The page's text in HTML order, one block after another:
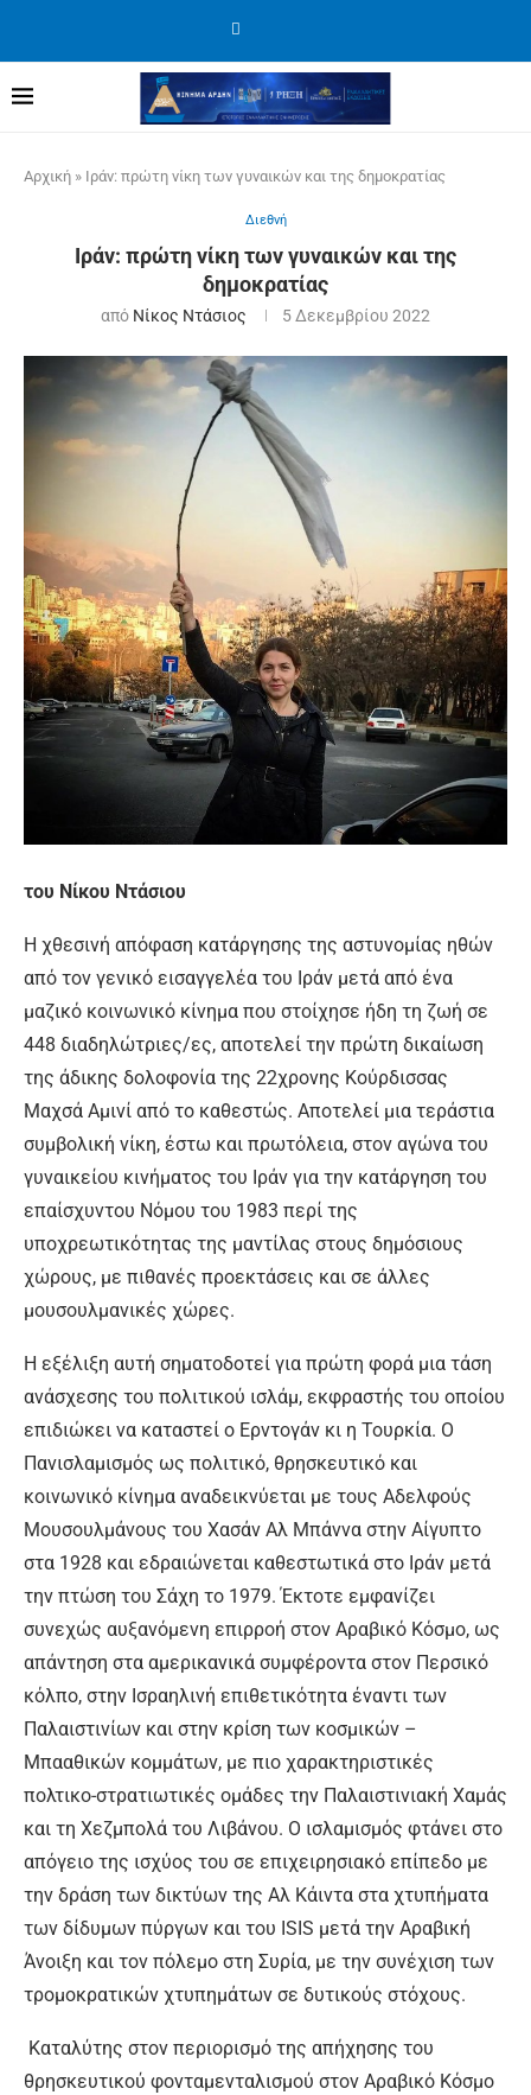
Αρχική » Ιράν: πρώτη νίκη των γυναικών και της δημοκρατίας
Διεθνή
Ιράν: πρώτη νίκη των γυναικών και της
δημοκρατίας
από Νίκος Ντάσιος 5 Δεκεμβρίου 2022
του Νίκου Ντάσιου
Η χθεσινή απόφαση κατάργησης της αστυνομίας ηθών
από τον γενικό εισαγγελέα του Ιράν μετά από ένα
μαζικό κοινωνικό κίνημα που στοίχησε ήδη τη ζωή σε
448 διαδηλώτριες/ες, αποτελεί την πρώτη δικαίωση
της άδικης δολοφονία της 22χρονης Κούρδισσας
Μαχσά Αμινί από το καθεστώς. Αποτελεί μια τεράστια
συμβολική νίκη, έστω και πρωτόλεια, στον αγώνα του
γυναικείου κινήματος του Ιράν για την κατάργηση του
επαίσχυντου Νόμου του 1983 περί της
υποχρεωτικότητας της μαντίλας στους δημόσιους
χώρους, με πιθανές προεκτάσεις και σε άλλες
μουσουλμανικές χώρες.
Η εξέλιξη αυτή σηματοδοτεί για πρώτη φορά μια τάση
ανάσχεσης του πολιτικού ισλάμ, εκφραστής του οποίου
επιδιώκει να καταστεί ο Ερντογάν κι η Τουρκία. Ο
Πανισλαμισμός ως πολιτικό, θρησκευτικό και
κοινωνικό κίνημα αναδεικνύεται με τους Αδελφούς
Μουσουλμάνους του Χασάν Αλ Μπάννα στην Αίγυπτο
στα 1928 και εδραιώνεται καθεστωτικά στο Ιράν μετά
την πτώση του Σάχη το 1979. Έκτοτε εμφανίζει
συνεχώς αυξανόμενη επιρροή στον Αραβικό Κόσμο, ως
απάντηση στα αμερικανικά συμφέροντα στον Περσικό
κόλπο, στην Ισραηλινή επιθετικότητα έναντι των
Παλαιστινίων και στην κρίση των κοσμικών –
Μπααθικών κομμάτων, με πιο χαρακτηριστικές
πολτικο-στρατιωτικές ομάδες την Παλαιστινιακή Χαμάς
και τη Χεζμπολά του Λιβάνου. Ο ισλαμισμός φτάνει στο
απόγειο της ισχύος του σε επιχειρησιακό επίπεδο με
την δράση των δικτύων της Αλ Κάιντα στα χτυπήματα
των δίδυμων πύργων και του ISIS μετά την Αραβική
Άνοιξη και τον πόλεμο στη Συρία, με την συνέχιση των
τρομοκρατικών χτυπημάτων σε δυτικούς στόχους.
Καταλύτης στον περιορισμό της απήχησης του
θρησκευτικού φονταμενταλισμού στον Αραβικό Κόσμο